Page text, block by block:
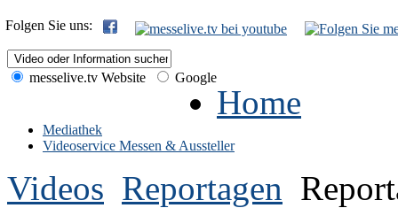
Folgen Sie uns:
messelive.tv Website Google
Home
Mediathek
Videoservice Messen & Aussteller
Videos Reportagen